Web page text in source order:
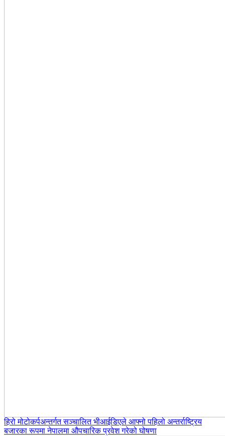
हिरो मोटोकर्पअन्तर्गत सञ्चालित भीआईडिएले आफ्नो पहिलो अन्तर्राष्ट्रिय
बजारका रूपमा नेपालमा औपचारिक प्रवेश गरेको घोषणा